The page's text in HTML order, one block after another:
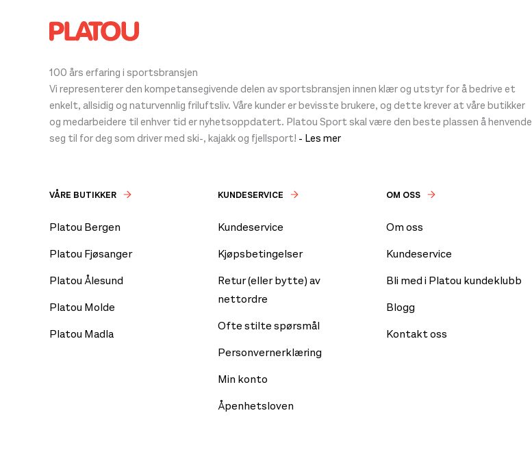
100 års erfaring i sportsbransjen
Vi representerer den kompetansegivende delen av sportsbransjen innen klær og utstyr for å bedrive et
enkelt, allsidig og naturvennlig friluftsliv. Våre kunder er bevisste brukere, og dette krever at våre butikker
og medarbeidere til enhver tid er nyhetsoppdatert. Platou Sport skal være den beste plassen å henvende
seg til for deg som driver med ski-, kajakk og fjellsport! - Les mer
VÅRE BUTIKKER
Platou Bergen
Platou Fjøsanger
Platou Ålesund
Platou Molde
Platou Madla
KUNDESERVICE
Kundeservice
Kjøpsbetingelser
Retur (eller bytte) av
nettordre
Ofte stilte spørsmål
Personvernerklæring
Min konto
Åpenhetsloven
OM OSS
Om oss
Kundeservice
Bli med i Platou kundeklubb
Blogg
Kontakt oss